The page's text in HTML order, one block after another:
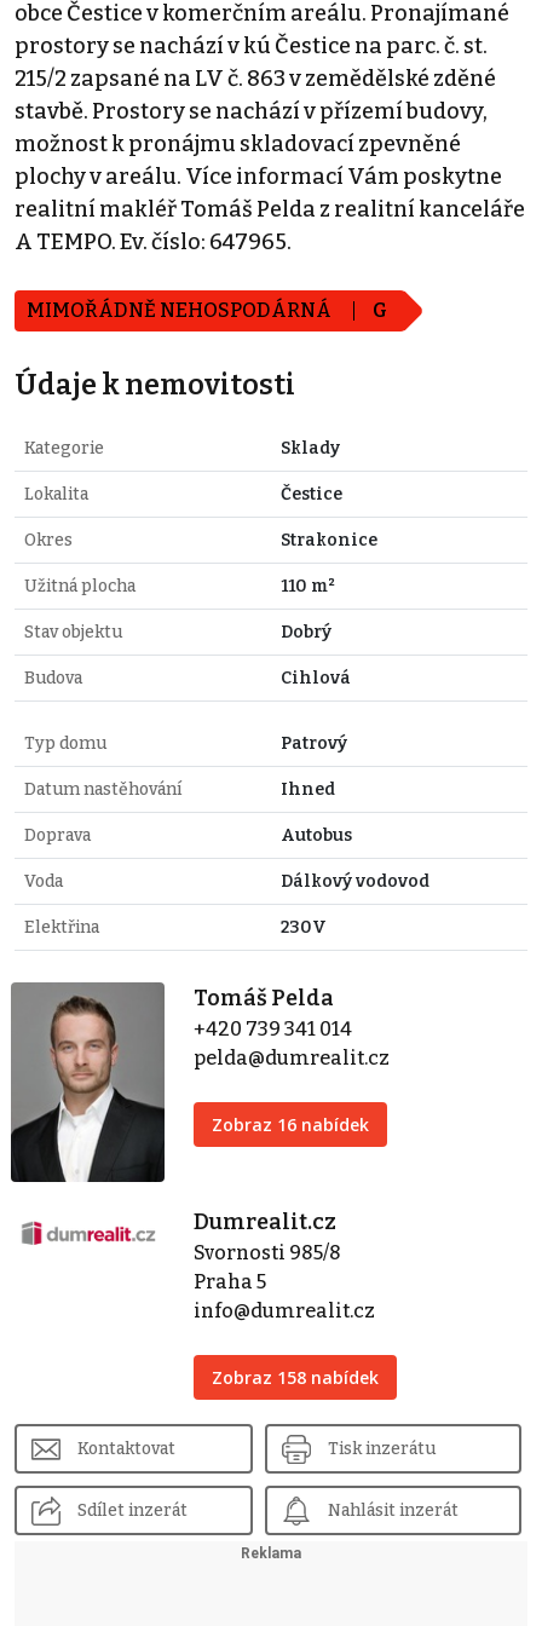
obce Čestice v komerčním areálu. Pronajímané
prostory se nachází v kú Čestice na parc. č. st.
215/2 zapsané na LV č. 863 v zemědělské zděné
stavbě. Prostory se nachází v přízemí budovy,
možnost k pronájmu skladovací zpevněné
plochy v areálu. Více informací Vám poskytne
realitní makléř Tomáš Pelda z realitní kanceláře
A TEMPO. Ev. číslo: 647965.
MIMOŘÁDNĚ NEHOSPODÁRNÁ G
Údaje k nemovitosti
Kategorie Sklady
Lokalita Čestice
Okres Strakonice
Užitná plocha 110 m²
Stav objektu Dobrý
Budova Cihlová
Typ domu Patrový
Datum nastěhování Ihned
Doprava Autobus
Voda Dálkový vodovod
Elektřina 230V
Tomáš Pelda
+420 739 341 014
pelda@dumrealit.cz
Zobraz 16 nabídek
Dumrealit.cz
Svornosti 985/8
Praha 5
info@dumrealit.cz
Zobraz 158 nabídek
Kontaktovat Tisk inzerátu
Sdílet inzerát Nahlásit inzerát